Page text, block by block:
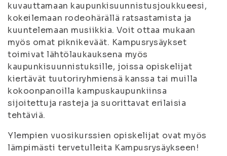
kuvauttamaan kaupunkisuunnistusjoukkueesi,
kokeilemaan rodeohärällä ratsastamista ja
kuuntelemaan musiikkia. Voit ottaa mukaan
myös omat piknikeväät. Kampusrysäykset
toimivat lähtölaukauksena myös
kaupunkisuunnistuksille, joissa opiskelijat
kiertävät tuutoriryhmiensä kanssa tai muilla
kokoonpanoilla kampuskaupunkiinsa
sijoitettuja rasteja ja suorittavat erilaisia
tehtäviä.
Ylempien vuosikurssien opiskelijat ovat myös
lämpimästi tervetulleita Kampusrysäykseen!